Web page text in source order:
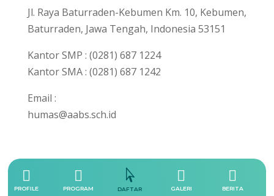
Jl. Raya Baturraden-Kebumen Km. 10, Kebumen,
Baturraden, Jawa Tengah, Indonesia 53151
Kantor SMP : (0281) 687 1224
Kantor SMA : (0281) 687 1242
Email :
humas@aabs.sch.id

PROFILE

PROGRAM

DAFTAR

GALERI

BERITA